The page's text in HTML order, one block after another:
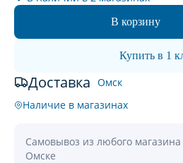
В корзину
Купить в 1
Доставка Омск
Наличие в магазинах
Самовывоз из любого
Омске